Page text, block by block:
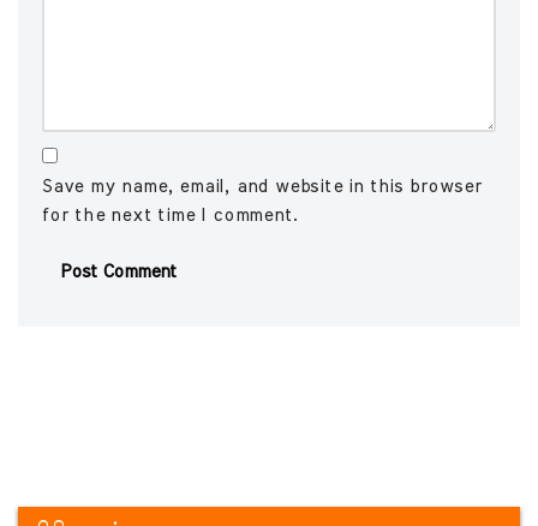
Save my name, email, and website in this browser
for the next time I comment.